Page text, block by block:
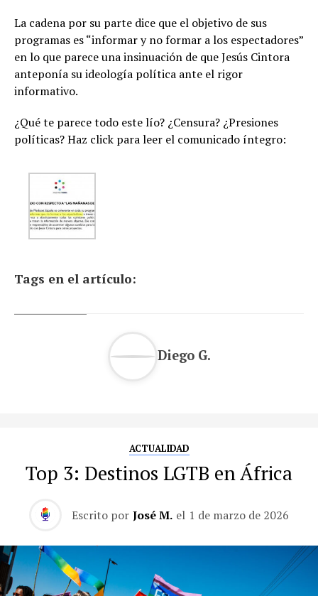
La cadena por su parte dice que el objetivo de sus
programas es “informar y no formar a los espectadores”
en lo que parece una insinuación de que Jesús Cintora
anteponía su ideología política ante el rigor
informativo.
¿Qué te parece todo este lío? ¿Censura? ¿Presiones
políticas? Haz click para leer el comunicado íntegro:
Tags en el artículo:
Diego G.
ACTUALIDAD
Top 3: Destinos LGTB en África
Escrito por José M. el 1 de marzo de 2026